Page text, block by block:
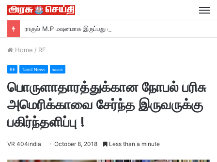
Home / RE
RE Tamil News உலகம்
பொருளாதாரத்துக்கான நோபல் பரிசு
அமெரிக்காவை சேர்ந்த இருவருக்கு
பகிர்ந்தளிப்பு !
VR 404india October 8, 2018 Less than a minute